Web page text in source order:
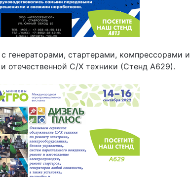
генераторами, стартерами, компрессорами и
С/Х техники (Стенд А629).